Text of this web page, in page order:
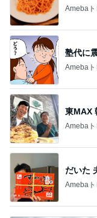
Amebaト
塾代に
Amebaト
東MAX
Amebaト
だいた
Amebaト